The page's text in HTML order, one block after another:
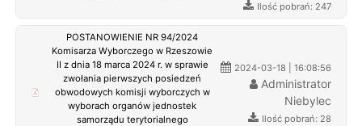
Ilość pobrań: 247
POSTANOWIENIE NR 94/2024
Komisarza Wyborczego w Rzeszowie
II z dnia 18 marca 2024 r. w sprawie
zwołania pierwszych posiedzeń
obwodowych komisji wyborczych w
wyborach organów jednostek
samorządu terytorialnego
2024-03-18 | 16:08:56
Administrator
Niebylec
Ilość pobrań: 28